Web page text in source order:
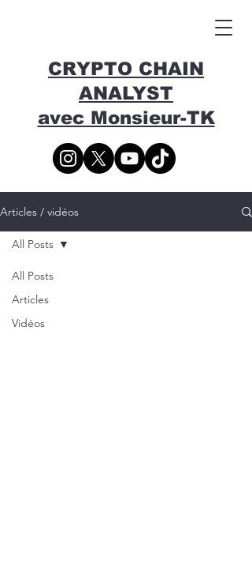
CRYPTO CHAIN
ANALYST
avec Monsieur-TK
Articles / vidéos
All Posts
Articles
Vidéos
All Posts